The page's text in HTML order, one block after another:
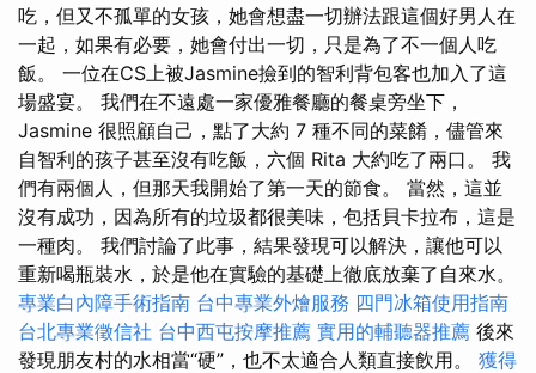
吃，但又不孤單的女孩，她會想盡一切辦法跟這個好男人在
一起，如果有必要，她會付出一切，只是為了不一個人吃
飯。 一位在CS上被Jasmine撿到的智利背包客也加入了這
場盛宴。 我們在不遠處一家優雅餐廳的餐桌旁坐下，
Jasmine 很照顧自己，點了大約 7 種不同的菜餚，儘管來
自智利的孩子甚至沒有吃飯，六個 Rita 大約吃了兩口。 我
們有兩個人，但那天我開始了第一天的節食。 當然，這並
沒有成功，因為所有的垃圾都很美味，包括貝卡拉布，這是
一種肉。 我們討論了此事，結果發現可以解決，讓他可以
重新喝瓶裝水，於是他在實驗的基礎上徹底放棄了自來水。
專業白內障手術指南 台中專業外燴服務 四門冰箱使用指南
台北專業徵信社 台中西屯按摩推薦 實用的輔聽器推薦 後來
發現朋友村的水相當“硬”，也不太適合人類直接飲用。 獲得